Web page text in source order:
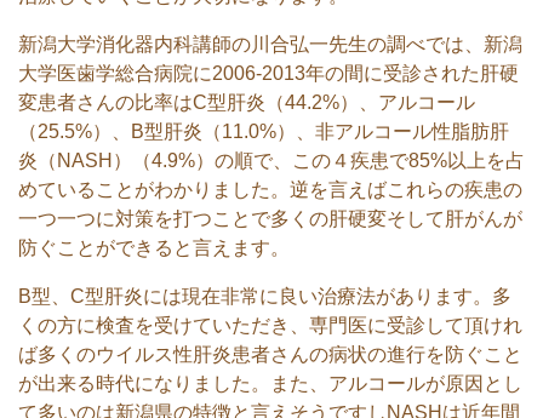
新潟大学消化器内科講師の川合弘一先生の調べでは、新潟
大学医歯学総合病院に2006-2013年の間に受診された肝硬
変患者さんの比率はC型肝炎（44.2%）、アルコール
（25.5%）、B型肝炎（11.0%）、非アルコール性脂肪肝
炎（NASH）（4.9%）の順で、この４疾患で85%以上を占
めていることがわかりました。逆を言えばこれらの疾患の
一つ一つに対策を打つことで多くの肝硬変そして肝がんが
防ぐことができると言えます。
B型、C型肝炎には現在非常に良い治療法があります。多
くの方に検査を受けていただき、専門医に受診して頂けれ
ば多くのウイルス性肝炎患者さんの病状の進行を防ぐこと
が出来る時代になりました。また、アルコールが原因とし
て多いのは新潟県の特徴と言えそうですしNASHは近年間